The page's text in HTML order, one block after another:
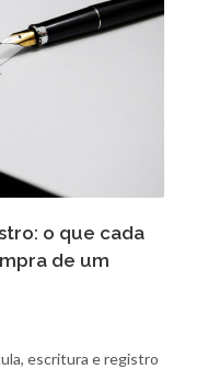
o que cada
de um
escritura e registro